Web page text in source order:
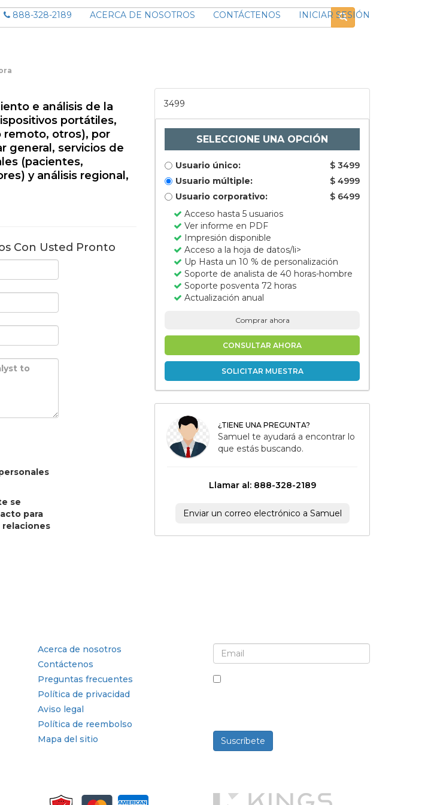
888-328-2189 ACERCA DE NOSOTROS CONTÁCTENOS
INICIAR SESIÓN
e análisis de la
portátiles,
otros), por
general, servicios de
(pacientes,
y análisis regional,
Con Usted Pronto
se
para
3499
SELECCIONE UNA OPCIÓN
Usuario único:
$ 3499
Usuario múltiple:
$ 4999
Usuario corporativo:
$ 6499
Acceso hasta 5 usuarios
Ver informe en PDF
Impresión disponible
Acceso a la hoja de datos/li>
Up Hasta un 10 % de personalización
Soporte de analista de 40 horas-hombre
Soporte posventa 72 horas
Actualización anual
Comprar ahora
CONSULTAR AHORA
SOLICITAR MUESTRA
¿TIENE UNA PREGUNTA?
Samuel te ayudará a encontrar lo
que estás buscando.
Llamar al: 888-328-2189
Enviar un correo electrónico a Samuel
Acerca de nosotros
Contáctenos
Preguntas frecuentes
Política de privacidad
Aviso legal
Política de reembolso
Mapa del sitio
Suscríbete